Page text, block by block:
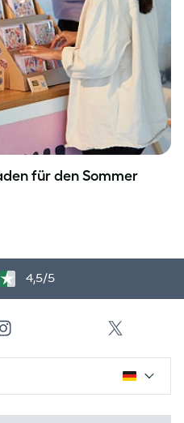
für den Sommer
4,5/5